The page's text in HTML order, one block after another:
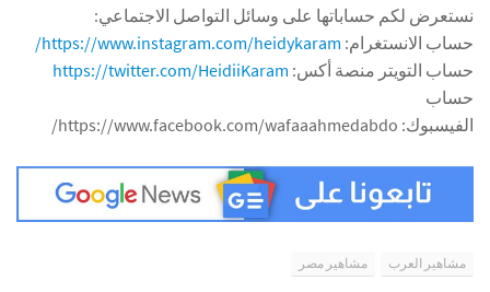
نستعرض لكم حساباتها على وسائل التواصل الاجتماعي:
حساب الانستغرام: https://www.instagram.com/heidykaram/
حساب التويتر منصة أكس: https://twitter.com/HeidiiKaram
حساب
الفيسبوك: https://www.facebook.com/wafaaahmedabdo/
مشاهير العرب مشاهير مصر